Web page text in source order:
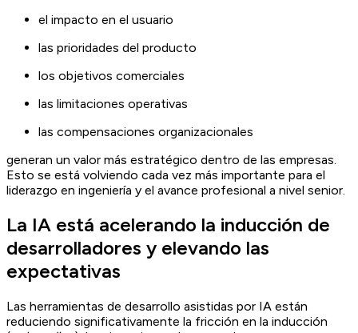
el impacto en el usuario
las prioridades del producto
los objetivos comerciales
las limitaciones operativas
las compensaciones organizacionales
generan un valor más estratégico dentro de las empresas.
Esto se está volviendo cada vez más importante para el
liderazgo en ingeniería y el avance profesional a nivel senior.
La IA está acelerando la inducción de
desarrolladores y elevando las
expectativas
Las herramientas de desarrollo asistidas por IA están
reduciendo significativamente la fricción en la inducción